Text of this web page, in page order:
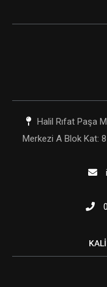
Halil Rıfat Paşa
Merkezi A Blok Kat: